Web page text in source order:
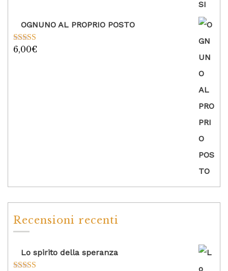
OGNUNO AL PROPRIO POSTO
Valutato
6,00€
Recensioni recenti
Lo spirito della speranza